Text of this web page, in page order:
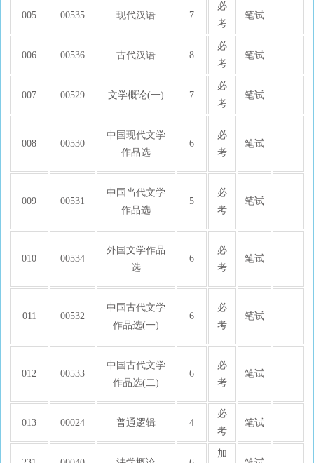
005 00535 现代汉语 7
必
考
笔试
006 00536 古代汉语 8
必
考
笔试
007 00529 文学概论(一) 7
必
考
笔试
008 00530
中国现代文学
作品选
6
必
考
笔试
009 00531
中国当代文学
作品选
5
必
考
笔试
010 00534
外国文学作品
选
6
必
考
笔试
011 00532
中国古代文学
作品选(一)
6
必
考
笔试
012 00533
中国古代文学
作品选(二)
6
必
考
笔试
013 00024 普通逻辑 4
必
考
笔试
加